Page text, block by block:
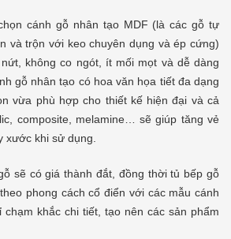
cánh gỗ nhân tạo MDF (là các gỗ tự
và trộn với keo chuyên dụng và ép cứng)
không co ngót, ít mối mọt và dễ dàng
gỗ nhân tạo có hoa văn họa tiết đa dạng
vừa phù hợp cho thiết kế hiện đại và cả
composite, melamine… sẽ giúp tăng vẻ
xước khi sử dụng.
sẽ có giá thành đắt, đồng thời tủ bếp gỗ
phong cách cổ điển với các mẫu cánh
khắc chi tiết, tạo nên các sản phẩm